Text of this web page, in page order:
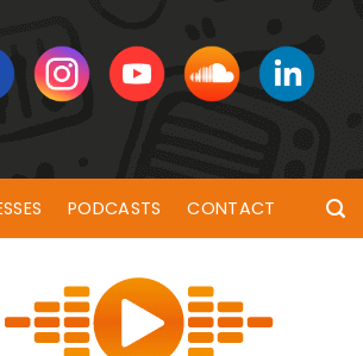
PODCASTS CONTACT